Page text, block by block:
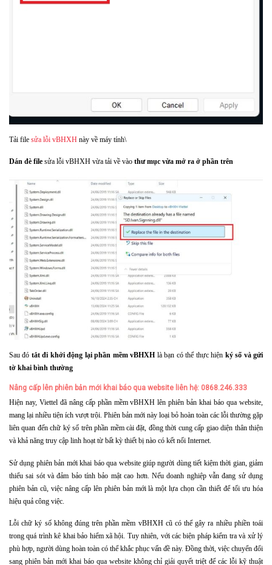
Tải file sửa lỗi vBHXH này về máy tính\
Dán đè file sửa lỗi vBHXH vừa tải về vào thư mục vừa mở ra ở phần trên
Sau đó tắt đi khởi động lại phần mềm vBHXH là bạn có thể thực hiện ký số và gửi
tờ khai bình thường
Nâng cấp lên phiên bản mới khai báo qua website liên hệ: 0868.246.333
Hiện nay, Viettel đã nâng cấp phần mềm vBHXH lên phiên bản khai báo qua website,
mang lại nhiều tiện ích vượt trội. Phiên bản mới này loại bỏ hoàn toàn các lỗi thường gặp
liên quan đến chữ ký số trên phần mềm cài đặt, đồng thời cung cấp giao diện thân thiện
và khả năng truy cập linh hoạt từ bất kỳ thiết bị nào có kết nối Internet.
Sử dụng phiên bản mới khai báo qua website giúp người dùng tiết kiệm thời gian, giảm
thiểu sai sót và đảm bảo tính bảo mật cao hơn. Nếu doanh nghiệp vẫn đang sử dụng
phiên bản cũ, việc nâng cấp lên phiên bản mới là một lựa chọn cần thiết để tối ưu hóa
hiệu quả công việc.
Lỗi chữ ký số không đúng trên phần mềm vBHXH cũ có thể gây ra nhiều phiền toái
trong quá trình kê khai bảo hiểm xã hội. Tuy nhiên, với các biện pháp kiểm tra và xử lý
phù hợp, người dùng hoàn toàn có thể khắc phục vấn đề này. Đồng thời, việc chuyển đổi
sang phiên bản mới khai báo qua website không chỉ giải quyết triệt để các lỗi kỹ thuật